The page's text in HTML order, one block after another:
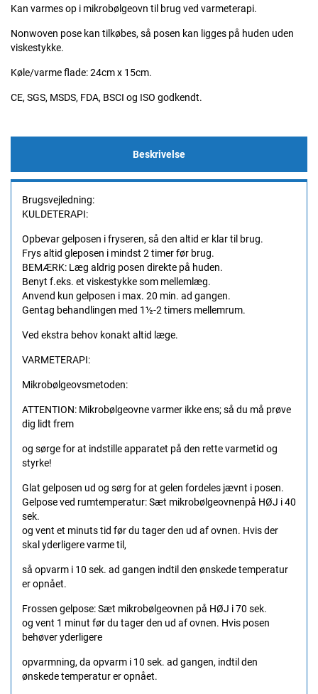
Kan varmes op i mikrobølgeovn til brug ved varmeterapi.
Nonwoven pose kan tilkøbes, så posen kan ligges på huden uden
viskestykke.
Køle/varme flade: 24cm x 15cm.
CE, SGS, MSDS, FDA, BSCI og ISO godkendt.
Beskrivelse
Brugsvejledning:
KULDETERAPI:
Opbevar gelposen i fryseren, så den altid er klar til brug.
Frys altid gleposen i mindst 2 timer før brug.
BEMÆRK: Læg aldrig posen direkte på huden.
Benyt f.eks. et viskestykke som mellemlæg.
Anvend kun gelposen i max. 20 min. ad gangen.
Gentag behandlingen med 1½-2 timers mellemrum.
Ved ekstra behov konakt altid læge.
VARMETERAPI:
Mikrobølgeovsmetoden:
ATTENTION: Mikrobølgeovne varmer ikke ens; så du må prøve
dig lidt frem
og sørge for at indstille apparatet på den rette varmetid og
styrke!
Glat gelposen ud og sørg for at gelen fordeles jævnt i posen.
Gelpose ved rumtemperatur: Sæt mikrobølgeovnenpå HØJ i 40
sek.
og vent et minuts tid før du tager den ud af ovnen. Hvis der
skal yderligere varme til,
så opvarm i 10 sek. ad gangen indtil den ønskede temperatur
er opnået.
Frossen gelpose: Sæt mikrobølgeovnen på HØJ i 70 sek.
og vent 1 minut før du tager den ud af ovnen. Hvis posen
behøver yderligere
opvarmning, da opvarm i 10 sek. ad gangen, indtil den
ønskede temperatur er opnået.